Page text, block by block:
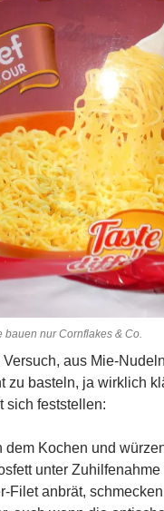
bauen nur Cornflakes & Co.
aus Mie-
zu basteln, ja wirklich
sich feststellen:
dem Kochen und
unter Zuhilfenahme
Filet anbrät,